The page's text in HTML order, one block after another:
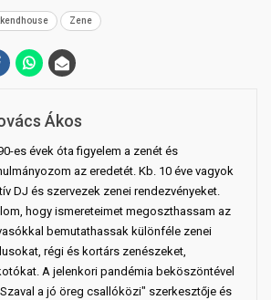
Zene
Ákos
es évek óta figyelem a zenét és
az eredetét. Kb. 10 éve vagyok
DJ és szervezek zenei rendezvényeket.
hogy ismereteimet megoszthassam az
bemutathassak különféle zenei
régi és kortárs zenészeket,
A jelenkori pandémia beköszöntével
a jó öreg csallóközi" szerkesztője és